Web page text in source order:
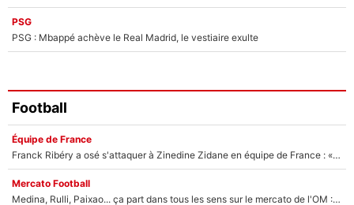
PSG
PSG : Mbappé achève le Real Madrid, le vestiaire exulte
Football
Équipe de France
Franck Ribéry a osé s'attaquer à Zinedine Zidane en équipe de France : «Je n'aurais jamais fait ça»
Mercato Football
Medina, Rulli, Paixao... ça part dans tous les sens sur le mercato de l'OM : Frank McCourt va enfin récupérer l'argent qu'il attend ?